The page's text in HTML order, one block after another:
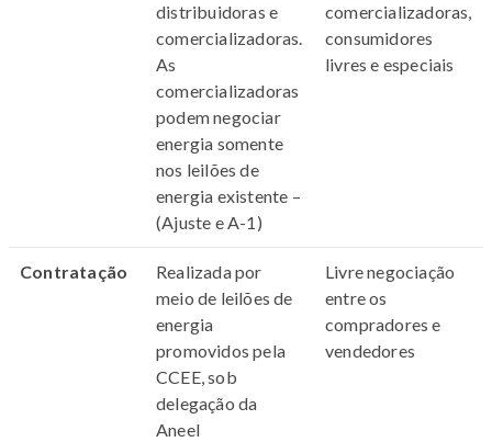
distribuidoras e
comercializadoras.
As
comercializadoras
podem negociar
energia somente
nos leilões de
energia existente –
(Ajuste e A-1)
comercializadoras,
consumidores
livres e especiais
Contratação
Realizada por
meio de leilões de
energia
promovidos pela
CCEE, sob
delegação da
Aneel
Livre negociação
entre os
compradores e
vendedores